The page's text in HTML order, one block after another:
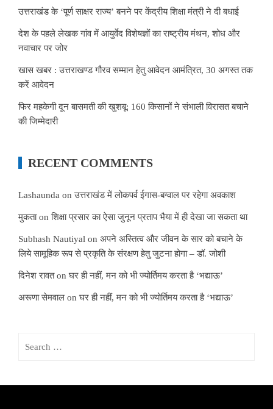
उत्तराखंड के ‘पूर्ण साक्षर राज्य’ बनने पर केंद्रीय शिक्षा मंत्री ने दी बधाई
देश के पहले लेखक गांव में आयुर्वेद विशेषज्ञों का राष्ट्रीय मंथन, शोध और
नवाचार पर जोर
खास खबर : उत्तराखण्ड गौरव सम्मान हेतु आवेदन आमंत्रित, 30 अगस्त तक
करें आवेदन
फिर महकेगी दून बासमती की खुशबू: 160 किसानों ने संभाली विरासत बचाने
की जिम्मेदारी
RECENT COMMENTS
Lashaunda onउत्तराखंड में लोकपर्व ईगास-बग्वाल पर रहेगा अवकाश
मुकताonशिक्षा प्रसार का ऐसा जुनून प्रताप भैया में ही देखा जा सकता था
Subhash Nautiyal on अपने अस्तित्व और जीवन के सार को बचाने के
लिये सामूहिक रूप से प्रकृति के संरक्षण हेतु जुटना होगा – डॉ. जोशी
दिनेश रावतonघर ही नहीं, मन को भी ज्योर्तिमय करता है ‘भद्याऊ’
अरूणा सेमवाल onघर ही नहीं, मन को भी ज्योर्तिमय करता है ‘भद्याऊ’